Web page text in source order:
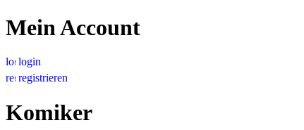
Mein Account
login
registrieren
Komiker